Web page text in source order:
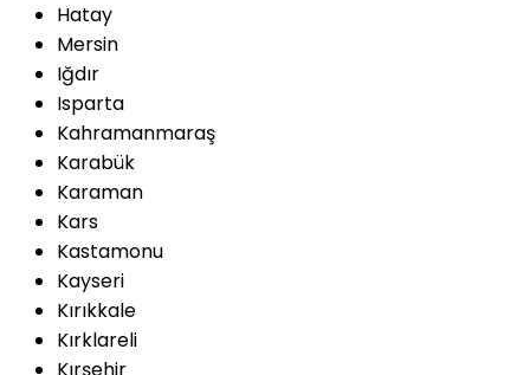
Hatay
Mersin
Iğdır
Isparta
Kahramanmaraş
Karabük
Karaman
Kars
Kastamonu
Kayseri
Kırıkkale
Kırklareli